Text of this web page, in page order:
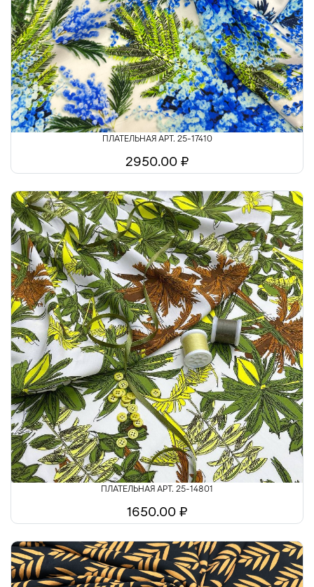
ПЛАТЕЛЬНАЯ АРТ. 25-17410
2950.00 ₽
ПЛАТЕЛЬНАЯ АРТ. 25-14801
1650.00 ₽